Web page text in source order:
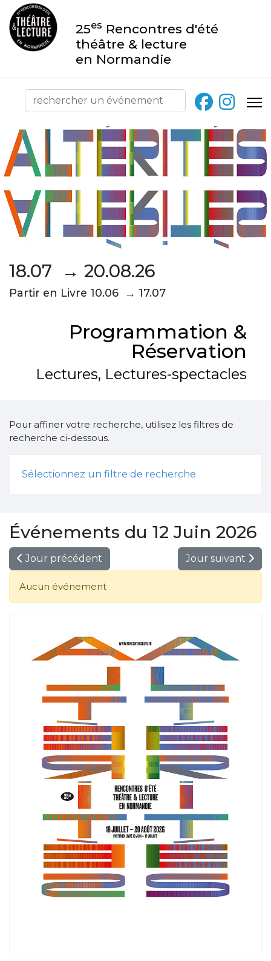
25es Rencontres d'été
théâtre & lecture
en Normandie
18.07 → 20.08.26
Partir en Livre 10.06 → 17.07
Programmation &
Réservation
Lectures, Lectures-spectacles
Pour affiner votre recherche, utilisez les filtres de
recherche ci-dessous.
Sélectionnez un filtre de recherche
Événements du 12 Juin 2026
Jour précédent Jour suivant
Aucun événement